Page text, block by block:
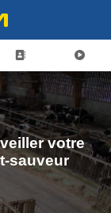
votre
sauveur